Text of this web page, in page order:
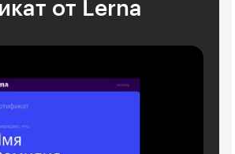
от Lerna